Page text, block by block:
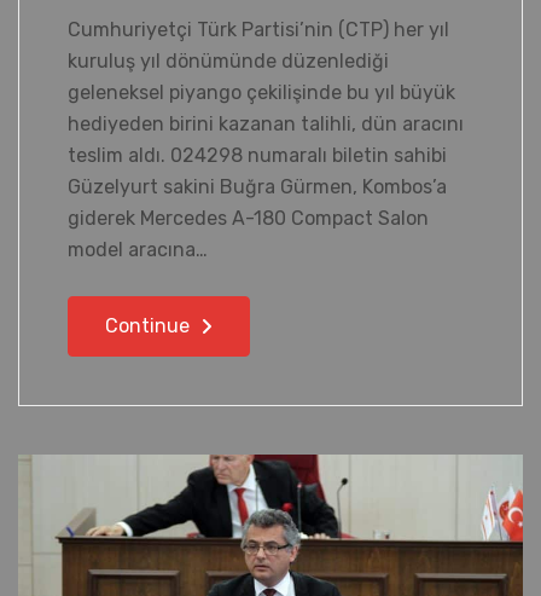
Cumhuriyetçi Türk Partisi’nin (CTP) her yıl
kuruluş yıl dönümünde düzenlediği
geleneksel piyango çekilişinde bu yıl büyük
hediyeden birini kazanan talihli, dün aracını
teslim aldı. 024298 numaralı biletin sahibi
Güzelyurt sakini Buğra Gürmen, Kombos’a
giderek Mercedes A-180 Compact Salon
model aracına…
Continue